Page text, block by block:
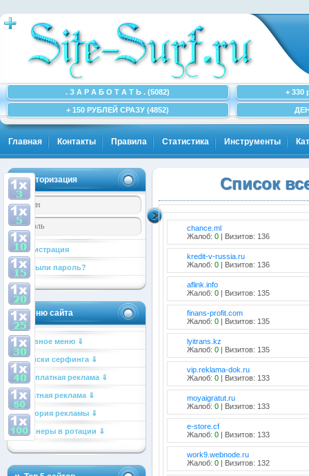
. З А Р А Б О Т А Т Ь . (5082) + 330
+ 150 РУБЛЕЙ СРАЗУ (4852)
Главная Контакты Правила Статистика Инструменты
Авторизация
Регистрация
Забыли пароль?
Меню сайта
Главное меню ⇓
Списки серфинга ⇓
Бесплатная реклама ⇓
Платная реклама ⇓
История рекламы ⇓
Баннеры в ротации ⇓
Список
chance.ml
Жалоб: 0 | Визитов: 136
kredit-v-russia.ru
Жалоб: 0 | Визитов: 136
aflink.info
Жалоб: 0 | Визитов: 135
finans-profit.com
Жалоб: 0 | Визитов: 135
lyitrans.kz
Жалоб: 0 | Визитов: 135
vip.reklama-dok.ru
Жалоб: 0 | Визитов: 133
moyaigratut.ru
Жалоб: 0 | Визитов: 133
e-store.cf
Жалоб: 0 | Визитов: 133
work9.webnode.ru
Жалоб: 0 | Визитов: 132